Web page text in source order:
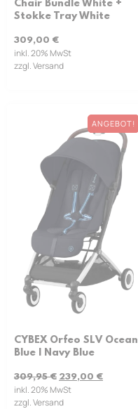
Chair Bundle White +
Stokke Tray White
309,00 €
inkl. 20% MwSt
zzgl. Versand
ANGEBOT!
CYBEX Orfeo SLV Ocean
Blue | Navy Blue
309,95€ 239,00 €
inkl. 20% MwSt
zzgl. Versand